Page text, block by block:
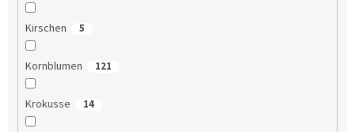
Kirschen 5
Kornblumen 121
Krokusse 14